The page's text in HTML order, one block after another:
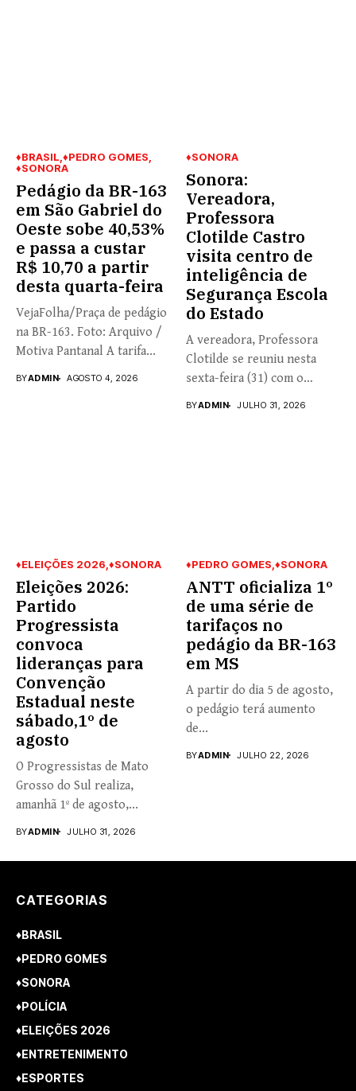
♦BRASIL ♦PEDRO GOMES
♦SONORA
Pedágio da BR-163
em São Gabriel do
Oeste sobe 40,53%
e passa a custar
R$ 10,70 a partir
desta quarta-feira
VejaFolha/Praça de pedágio
na BR-163. Foto: Arquivo /
Motiva Pantanal A tarifa...
BYADMIN AGOSTO 4, 2026
♦SONORA
Sonora:
Vereadora,
Professora
Clotilde Castro
visita centro de
inteligência de
Segurança Escola
do Estado
A vereadora, Professora
Clotilde se reuniu nesta
sexta-feira (31) com o
BYADMIN JULHO 31, 2026
♦ELEIÇÕES 2026 ♦SONORA
Eleições 2026:
Partido
Progressista
convoca
lideranças para
Convenção
Estadual neste
sábado,1º de
agosto
O Progressistas de Mato
Grosso do Sul realiza,
amanhã 1º de agosto,...
BYADMIN JULHO 31, 2026
♦PEDRO GOMES ♦SONORA
ANTT oficializa 1º
de uma série de
tarifaços no
pedágio da BR-163
em MS
A partir do dia 5 de agosto,
o pedágio terá aumento
de...
BYADMIN JULHO 22, 2026
CATEGORIAS
♦BRASIL
♦PEDRO GOMES
♦SONORA
♦POLÍCIA
♦ELEIÇÕES 2026
♦ENTRETENIMENTO
♦ESPORTES